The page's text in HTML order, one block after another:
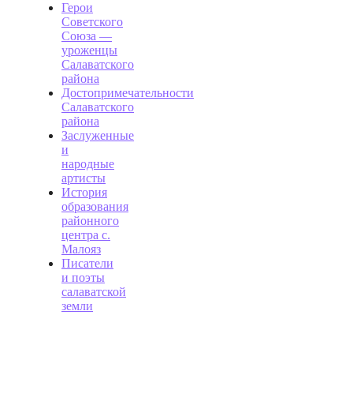
Герои
Советского
Союза —
уроженцы
Салаватского
района
Достопримечательности
Салаватского
района
Заслуженные
и
народные
артисты
История
образования
районного
центра с.
Малояз
Писатели
и поэты
салаватской
земли